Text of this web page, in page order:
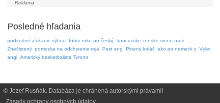
Posledné hľadania
podvodné získanie výhod tohto roku po český francuzske zenske meno na d
Znečistený pomocka na odchytenie roja Past ang Plnený koláč ako po nemeck y Výlet
angl Americký basketbalista Tyronn
© Jozef Rusňák. Databáza je chránená autorskými právami!
Zásady ochrany osobných údajov